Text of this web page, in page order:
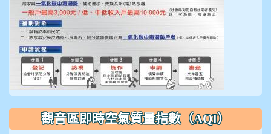
觀音區即時空氣質量指數（AQI）